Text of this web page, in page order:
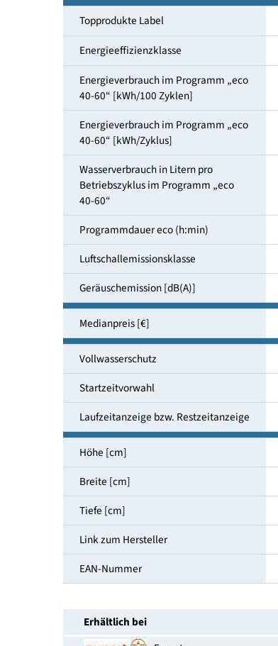
Maßgedecke
Topprodukte Label
Energieeffizienzklasse
Energieverbrauch im Programm „eco
40-60“ [kWh/100 Zyklen]
Energieverbrauch im Programm „eco
40-60“ [kWh/Zyklus]
Wasserverbrauch in Litern pro
Betriebszyklus im Programm „eco
40-60“
Programmdauer eco (h:min)
Luftschallemissionsklasse
Geräuschemission [dB(A)]
Medianpreis [€]
Vollwasserschutz
Startzeitvorwahl
Laufzeitanzeige bzw. Restzeitanzeige
Höhe [cm]
Breite [cm]
Link zum Hersteller